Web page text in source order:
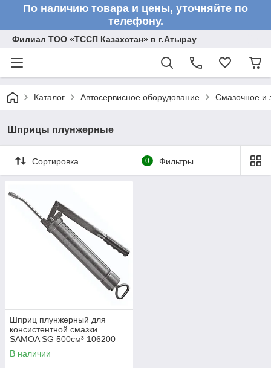
По наличию товара и цены, уточняйте по
телефону.
Филиал ТОО «ТССП Казахстан» в г.Атырау
Каталог Автосервисное оборудование Смазочное и
Шприцы плунжерные
Сортировка 0 Фильтры
Шприц плунжерный для
консистентной смазки
SAMOA SG 500см³ 106200
В наличии